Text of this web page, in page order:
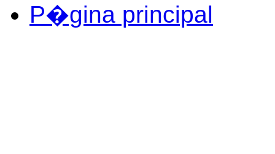
P�gina principal